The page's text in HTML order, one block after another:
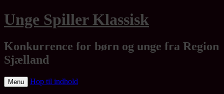
Unge Spiller Klassisk
Konkurrence for børn og unge fra Region
Sjælland
Menu Hop til indhold